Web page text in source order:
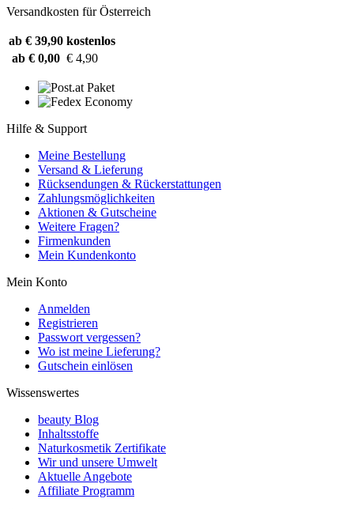
Versandkosten für Österreich
ab € 39,90 kostenlos
ab € 0,00 € 4,90
Hilfe & Support
Meine Bestellung
Versand & Lieferung
Rücksendungen & Rückerstattungen
Zahlungsmöglichkeiten
Aktionen & Gutscheine
Weitere Fragen?
Firmenkunden
Mein Kundenkonto
Mein Konto
Anmelden
Registrieren
Passwort vergessen?
Wo ist meine Lieferung?
Gutschein einlösen
Wissenswertes
beauty Blog
Inhaltsstoffe
Naturkosmetik Zertifikate
Wir und unsere Umwelt
Aktuelle Angebote
Affiliate Programm